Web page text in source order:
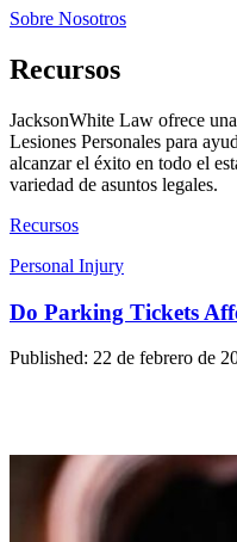
Sobre Nosotros
Recursos
JacksonWhite Law ofrece
Lesiones Personales para
alcanzar el éxito en todo el
variedad de asuntos legales.
Recursos
Personal Injury
Do Parking Tickets
Published: 22 de febrero de